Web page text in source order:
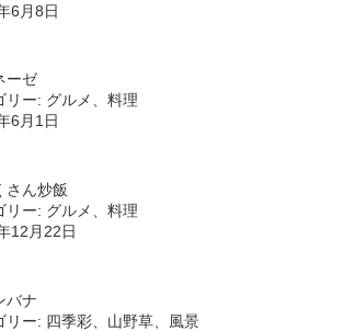
6月8日
ーゼ
リー: グルメ、料理
6月1日
さん炒飯
リー: グルメ、料理
12月22日
バナ
リー: 四季彩、山野草、風景